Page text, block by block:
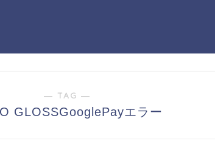
― TAG ―
GLOSSGooglePayエラー